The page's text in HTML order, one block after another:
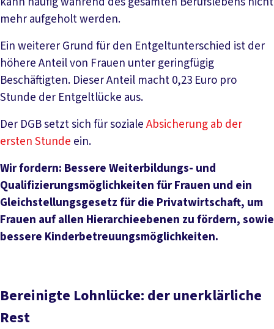
mehr aufgeholt werden.
Ein weiterer Grund für den Entgeltunterschied ist der
höhere Anteil von Frauen unter geringfügig
Beschäftigten. Dieser Anteil macht 0,23 Euro pro
Stunde der Entgeltlücke aus.
Der DGB setzt sich für sozialeAbsicherung ab der
ersten Stunde ein.
Wir fordern: Bessere Weiterbildungs- und
Qualifizierungsmöglichkeiten für Frauen und ein
Gleichstellungsgesetz für die Privatwirtschaft, um
Frauen auf allen Hierarchieebenen zu fördern, sowie
bessere Kinderbetreuungsmöglichkeiten.
Bereinigte Lohnlücke: der unerklärliche
Rest